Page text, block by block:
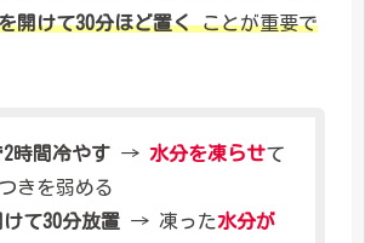
開けて30分ほど置くことが重要で
時間冷やす → 水分を凍らせて
きを弱める
て30分放置 → 凍った水分が